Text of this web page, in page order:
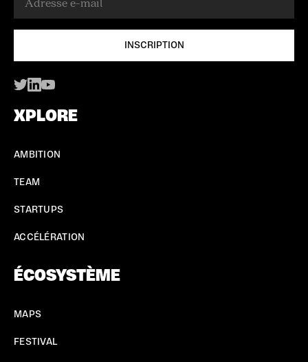
XPLORE
AMBITION
TEAM
STARTUPS
ACCÉLÉRATION
ÉCOSYSTÈME
MAPS
FESTIVAL